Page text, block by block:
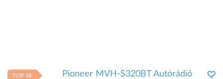
TOP 18 Pioneer MVH-S320BT Autórádió